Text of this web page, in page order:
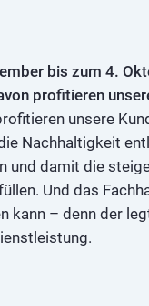
bis zum 4.
profitieren
unsere
Nachhaltigkeit
und damit die
Und das
kann – denn der